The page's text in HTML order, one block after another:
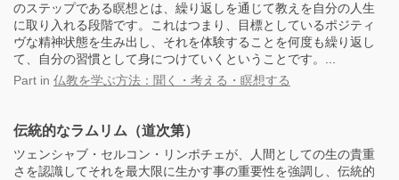
のステップである瞑想とは、繰り返しを通じて教えを自分の人生
に取り入れる段階です。これはつまり、目標としているポジティ
ヴな精神状態を生み出し、それを体験することを何度も繰り返し
て、自分の習慣として身につけていくということです。...
Part in 仏教を学ぶ方法：聞く・考える・瞑想する
伝統的なラムリム（道次第）
ツェンシャブ・セルコン・リンポチェが、人間としての生の貴重
さを認識してそれを最大限に生かす事の重要性を強調し、伝統的